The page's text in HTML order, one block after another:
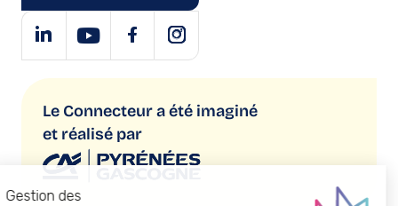
Le Connecteur a été imaginé
et réalisé par